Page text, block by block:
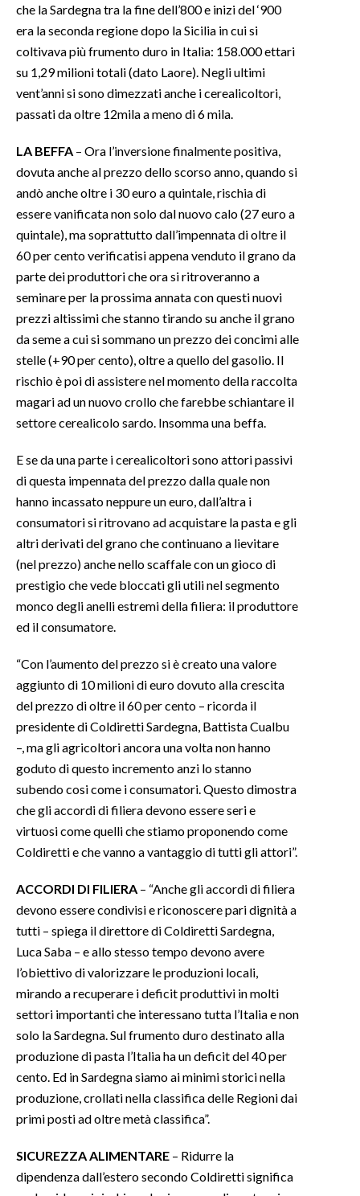
che la Sardegna tra la fine dell’800 e inizi del ‘900
era la seconda regione dopo la Sicilia in cui si
coltivava più frumento duro in Italia: 158.000 ettari
su 1,29 milioni totali (dato Laore). Negli ultimi
vent’anni si sono dimezzati anche i cerealicoltori,
passati da oltre 12mila a meno di 6 mila.
LA BEFFA – Ora l’inversione finalmente positiva,
dovuta anche al prezzo dello scorso anno, quando si
andò anche oltre i 30 euro a quintale, rischia di
essere vanificata non solo dal nuovo calo (27 euro a
quintale), ma soprattutto dall’impennata di oltre il
60 per cento verificatisi appena venduto il grano da
parte dei produttori che ora si ritroveranno a
seminare per la prossima annata con questi nuovi
prezzi altissimi che stanno tirando su anche il grano
da seme a cui si sommano un prezzo dei concimi alle
stelle (+90 per cento), oltre a quello del gasolio. Il
rischio è poi di assistere nel momento della raccolta
magari ad un nuovo crollo che farebbe schiantare il
settore cerealicolo sardo. Insomma una beffa.
E se da una parte i cerealicoltori sono attori passivi
di questa impennata del prezzo dalla quale non
hanno incassato neppure un euro, dall’altra i
consumatori si ritrovano ad acquistare la pasta e gli
altri derivati del grano che continuano a lievitare
(nel prezzo) anche nello scaffale con un gioco di
prestigio che vede bloccati gli utili nel segmento
monco degli anelli estremi della filiera: il produttore
ed il consumatore.
“Con l’aumento del prezzo si è creato una valore
aggiunto di 10 milioni di euro dovuto alla crescita
del prezzo di oltre il 60 per cento – ricorda il
presidente di Coldiretti Sardegna, Battista Cualbu
–, ma gli agricoltori ancora una volta non hanno
goduto di questo incremento anzi lo stanno
subendo cosi come i consumatori. Questo dimostra
che gli accordi di filiera devono essere seri e
virtuosi come quelli che stiamo proponendo come
Coldiretti e che vanno a vantaggio di tutti gli attori”.
ACCORDI DI FILIERA – “Anche gli accordi di filiera
devono essere condivisi e riconoscere pari dignità a
tutti – spiega il direttore di Coldiretti Sardegna,
Luca Saba – e allo stesso tempo devono avere
l’obiettivo di valorizzare le produzioni locali,
mirando a recuperare i deficit produttivi in molti
settori importanti che interessano tutta l’Italia e non
solo la Sardegna. Sul frumento duro destinato alla
produzione di pasta l’Italia ha un deficit del 40 per
cento. Ed in Sardegna siamo ai minimi storici nella
produzione, crollati nella classifica delle Regioni dai
primi posti ad oltre metà classifica”.
SICUREZZA ALIMENTARE – Ridurre la
dipendenza dall’estero secondo Coldiretti significa